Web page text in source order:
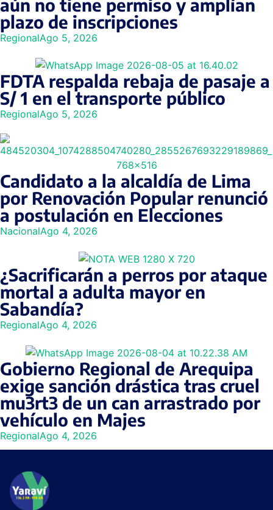
aún no tiene permiso y amplían
plazo de inscripciones
RegionalAgo 5, 2026
FDTA respalda rebaja de pasaje a
S/ 1 en el transporte público
RegionalAgo 5, 2026
Candidato a la alcaldía de Lima
por Renovación Popular renunció
a postulación en Elecciones
NacionalAgo 4, 2026
¿Sacrificarán a perros por ataque
mortal a adulta mayor en
Sabandía?
RegionalAgo 4, 2026
Gobierno Regional de Arequipa
exige sanción drástica tras cruel
mu3rt3 de un can arrastrado por
vehículo en Majes
RegionalAgo 4, 2026